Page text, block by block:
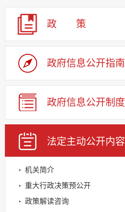
政 策
政府信息公开指南
政府信息公开制度
法定主动公开内容
机关简介
重大行政决策预公开
政策解读咨询